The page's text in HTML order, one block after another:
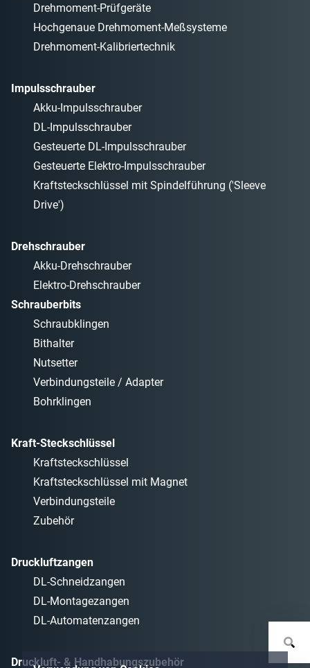
Drehmoment-Prüfgeräte
Hochgenaue Drehmoment-Meßsysteme
Drehmoment-Kalibriertechnik
Impulsschrauber
Akku-Impulsschrauber
DL-Impulsschrauber
Gesteuerte DL-Impulsschrauber
Gesteuerte Elektro-Impulsschrauber
Kraftsteckschlüssel mit Spindelführung ('Sleeve
Drive')
Drehschrauber
Akku-Drehschrauber
Elektro-Drehschrauber
Schrauberbits
Schraubklingen
Bithalter
Nutsetter
Verbindungsteile / Adapter
Bohrklingen
Kraft-Steckschlüssel
Kraftsteckschlüssel
Kraftsteckschlüssel mit Magnet
Verbindungsteile
Zubehör
Druckluftzangen
DL-Schneidzangen
DL-Montagezangen
DL-Automatenzangen
Druckluft- & Handhabungszubehör